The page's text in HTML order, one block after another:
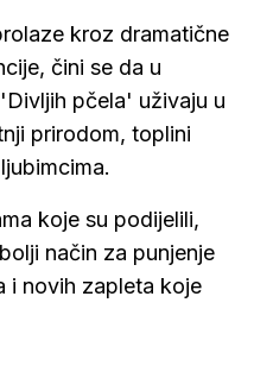
kroz dramatične
čini se da u
pčela' uživaju u
prirodom, toplini
koje su podijelili,
način za punjenje
i novih zapleta koje